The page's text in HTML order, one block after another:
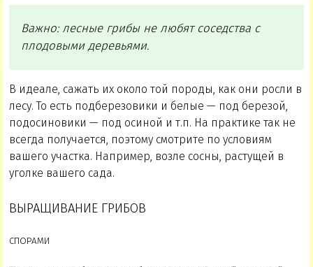
Важно: лесные грибы не любят соседства с
плодовыми деревьями.
В идеале, сажать их около той породы, как они росли в
лесу. То есть подберезовики и белые — под березой,
подосиновики — под осиной и т.п. На практике так не
всегда получается, поэтому смотрите по условиям
вашего участка. Например, возле сосны, растущей в
уголке вашего сада.
ВЫРАЩИВАНИЕ ГРИБОВ
СПОРАМИ